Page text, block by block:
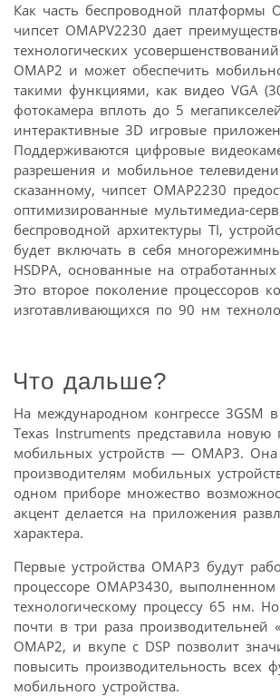
Как часть беспроводной платформы
чипсет OMAPV2230 дает
технологических
OMAP2 и может обеспечить
такими функциями, как видео VGA
фотокамера вплоть до 5
интерактивные 3D игровые
Поддерживаются цифровые
разрешения и мобильное
сказанному, чипсет OMAP2230
оптимизированные мультимедиа-
беспроводной архитектуры TI,
будет включать в себя
HSDPA, основанные на отработанных
Это второе поколение процессоров
изготавливающихся по 90 нм
Что дальше?
На международном конгрессе 3GSM
Texas Instruments представила новую
мобильных устройств — OMAP3. Она
производителям мобильных
одном приборе множество
акцент делается на приложения
характера.
Первые устройства OMAP3 будут
процессоре OMAP3430,
технологическому процессу 65 нм.
почти в три раза производительней
OMAP2, и вкупе с DSP позволит
повысить производительность всех
мобильного устройства.